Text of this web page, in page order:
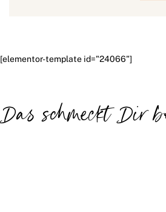
[elementor-template id="24066"]
Das schmeckt Dir